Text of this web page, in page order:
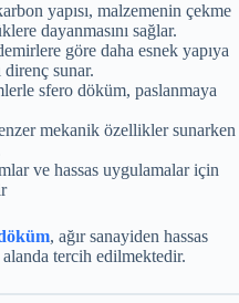
yapısı, malzemenin çekme
dayanmasını sağlar.
göre daha esnek yapıya
direnç sunar.
sfero döküm, paslanmaya
mekanik özellikler sunarken
ve hassas uygulamalar için
, ağır sanayiden hassas
tercih edilmektedir.